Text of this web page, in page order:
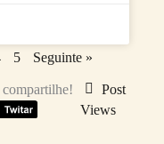
5 Seguinte »
compartilhe!
Post
Views